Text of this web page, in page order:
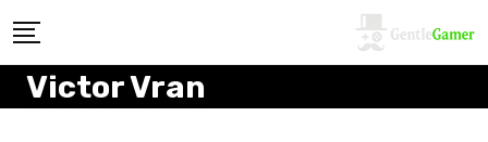
Victor Vran